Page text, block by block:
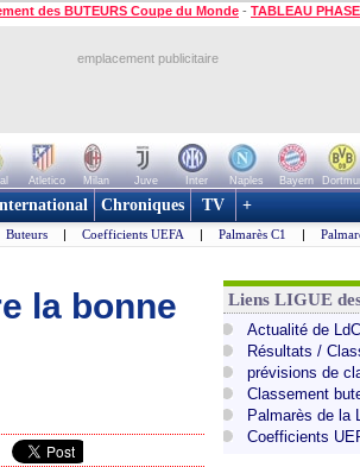
des BUTEURS Coupe du Monde - TABLEAU
emplacement publicitaire
Atletico Milan Juve Inter Naples Bayern
Chroniques TV +
Buteurs | Coefficients UEFA | Palmarès C1 |
la bonne
Liens LIGUE
Actualité de LdC
Résultats /
prévisions de
Classement
Palmarès de la
Coefficients